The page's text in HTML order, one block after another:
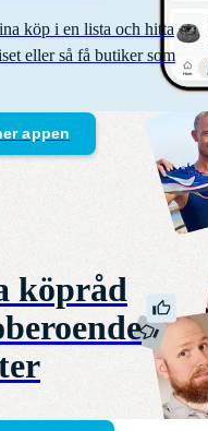
köp i en lista och hitta
eller så få butiker som
appen
köpråd